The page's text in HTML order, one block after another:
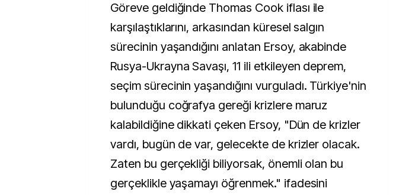
Göreve geldiğinde Thomas Cook iflası ile
karşılaştıklarını, arkasından küresel salgın
sürecinin yaşandığını anlatan Ersoy, akabinde
Rusya-Ukrayna Savaşı, 11 ili etkileyen deprem,
seçim sürecinin yaşandığını vurguladı. Türkiye'nin
bulunduğu coğrafya gereği krizlere maruz
kalabildiğine dikkati çeken Ersoy, "Dün de krizler
vardı, bugün de var, gelecekte de krizler olacak.
Zaten bu gerçekliği biliyorsak, önemli olan bu
gerçeklikle yaşamayı öğrenmek." ifadesini